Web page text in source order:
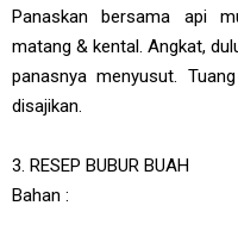
Panaskan bersama api
matang & kental. Angkat,
panasnya menyusut.
disajikan.
3. RESEP BUBUR BUAH
Bahan :